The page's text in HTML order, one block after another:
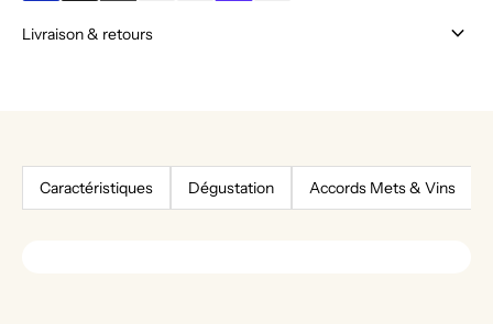
Livraison & retours keyboard_arrow_down
Caractéristiques Dégustation Accords Mets & Vins